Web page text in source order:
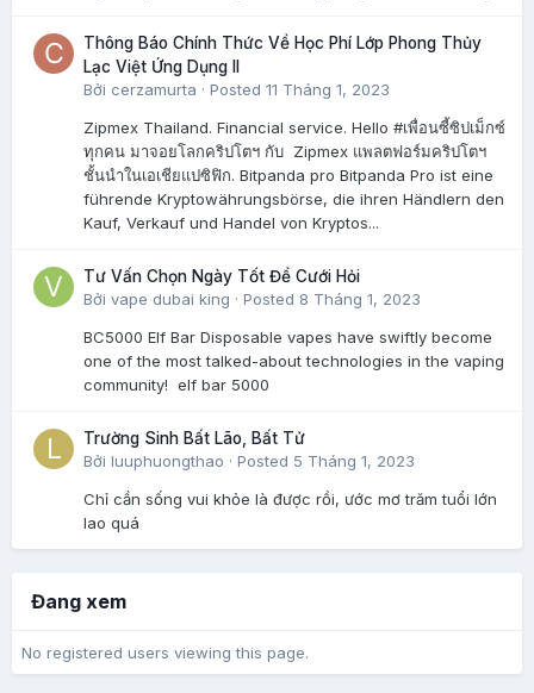
Thông Báo Chính Thức Về Học Phí Lớp Phong Thủy
Lạc Việt Ứng Dụng II
Bởi cerzamurta · Posted 11 Tháng 1, 2023
Zipmex Thailand. Financial service. Hello #เพื่อนซี้ซิปเม็กซ์
ทุกคน มาจอยโลกคริปโตฯ กับ Zipmex แพลตฟอร์มคริปโตฯ
ชั้นนำในเอเชียแปซิฟิก. Bitpanda pro Bitpanda Pro ist eine
führende Kryptowährungsbörse, die ihren Händlern den
Kauf, Verkauf und Handel von Kryptos...
Tư Vấn Chọn Ngày Tốt Để Cưới Hỏi
Bởi vape dubai king · Posted 8 Tháng 1, 2023
BC5000 Elf Bar Disposable vapes have swiftly become
one of the most talked-about technologies in the vaping
community! elf bar 5000
Trường Sinh Bất Lão, Bất Tử
Bởi luuphuongthao · Posted 5 Tháng 1, 2023
Chỉ cần sống vui khỏe là được rồi, ước mơ trăm tuổi lớn
lao quá
Đang xem
No registered users viewing this page.